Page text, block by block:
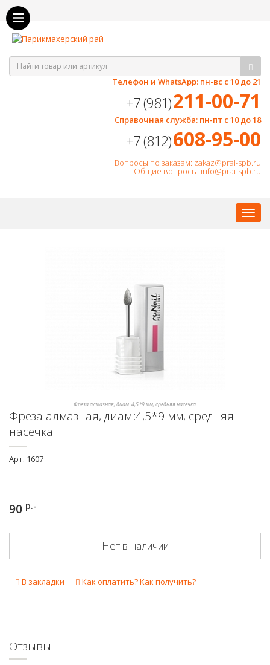
Телефон и WhatsApp: пн-вс с 10 до 21
+7 (981)211-00-71
Справочная служба: пн-пт с 10 до 18
+7 (812)608-95-00
Вопросы по заказам: zakaz@prai-spb.ru
Общие вопросы: info@prai-spb.ru
Фреза алмазная, диам.:4,5*9 мм, средняя насечка
Фреза алмазная, диам.:4,5*9 мм, средняя
насечка
Арт. 1607
90 р.-
Нет в наличии
В закладки Как оплатить? Как получить?
Отзывы
Как оплатить, как получить?